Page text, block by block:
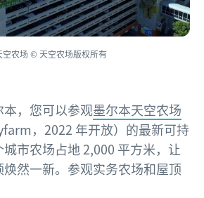
农场 © 天空农场版权所有
，您可以参观墨尔本天空农场
，2022 年开放）的最新可持
市农场占地 2,000 平方米，让
然一新。参观实务农场和屋顶